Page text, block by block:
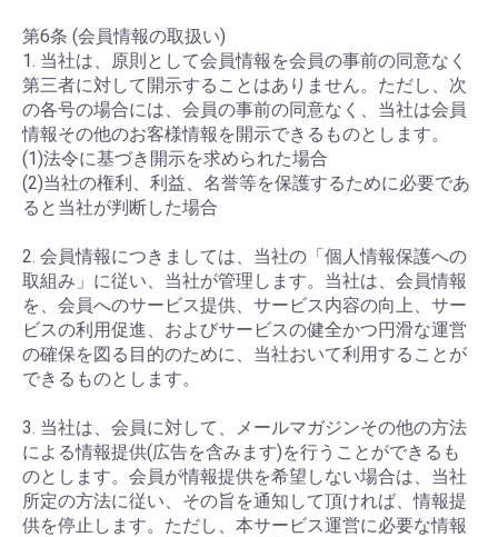
第6条 (会員情報の取扱い)
1. 当社は、原則として会員情報を会員の事前の同意なく
第三者に対して開示することはありません。ただし、次
の各号の場合には、会員の事前の同意なく、当社は会員
情報その他のお客様情報を開示できるものとします。
(1)法令に基づき開示を求められた場合
(2)当社の権利、利益、名誉等を保護するために必要であ
ると当社が判断した場合
2. 会員情報につきましては、当社の「個人情報保護への
取組み」に従い、当社が管理します。当社は、会員情報
を、会員へのサービス提供、サービス内容の向上、サー
ビスの利用促進、およびサービスの健全かつ円滑な運営
の確保を図る目的のために、当社おいて利用することが
できるものとします。
3. 当社は、会員に対して、メールマガジンその他の方法
による情報提供(広告を含みます)を行うことができるも
のとします。会員が情報提供を希望しない場合は、当社
所定の方法に従い、その旨を通知して頂ければ、情報提
供を停止します。ただし、本サービス運営に必要な情報